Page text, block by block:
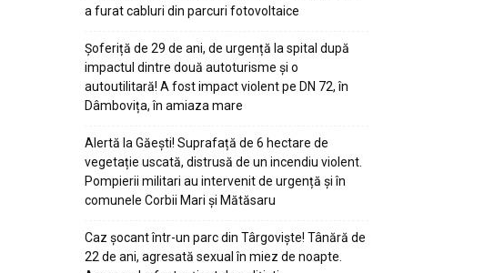
a furat cabluri din parcuri fotovoltaice
Șoferiță de 29 de ani, de urgență la spital după
impactul dintre două autoturisme și o
autoutilitară! A fost impact violent pe DN 72, în
Dâmbovița, în amiaza mare
Alertă la Găești! Suprafață de 6 hectare de
vegetație uscată, distrusă de un incendiu violent.
Pompierii militari au intervenit de urgență și în
comunele Corbii Mari și Mătăsaru
Caz șocant într-un parc din Târgoviște! Tânără de
22 de ani, agresată sexual în miez de noapte.